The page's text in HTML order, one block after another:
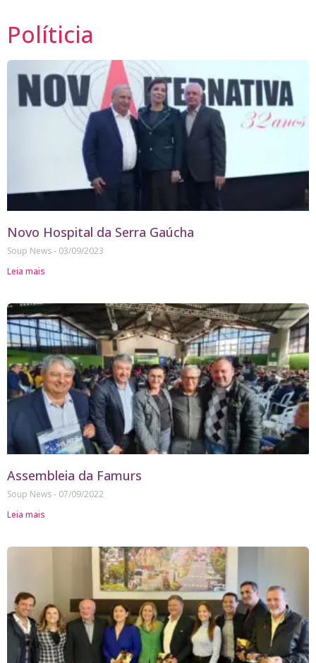
Políticia
Novo Hospital da Serra Gaúcha
Soup News
03/09/2023
Leia mais
Assembleia da Famurs
Soup News
07/09/2022
Leia mais